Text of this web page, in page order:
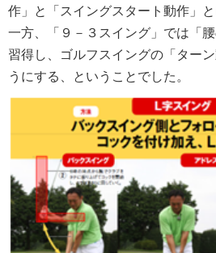
作」と「スイングスタート動作」
一方、「９－３スイング」では「
習得し、ゴルフスイングの「ター
うにする、ということでした。